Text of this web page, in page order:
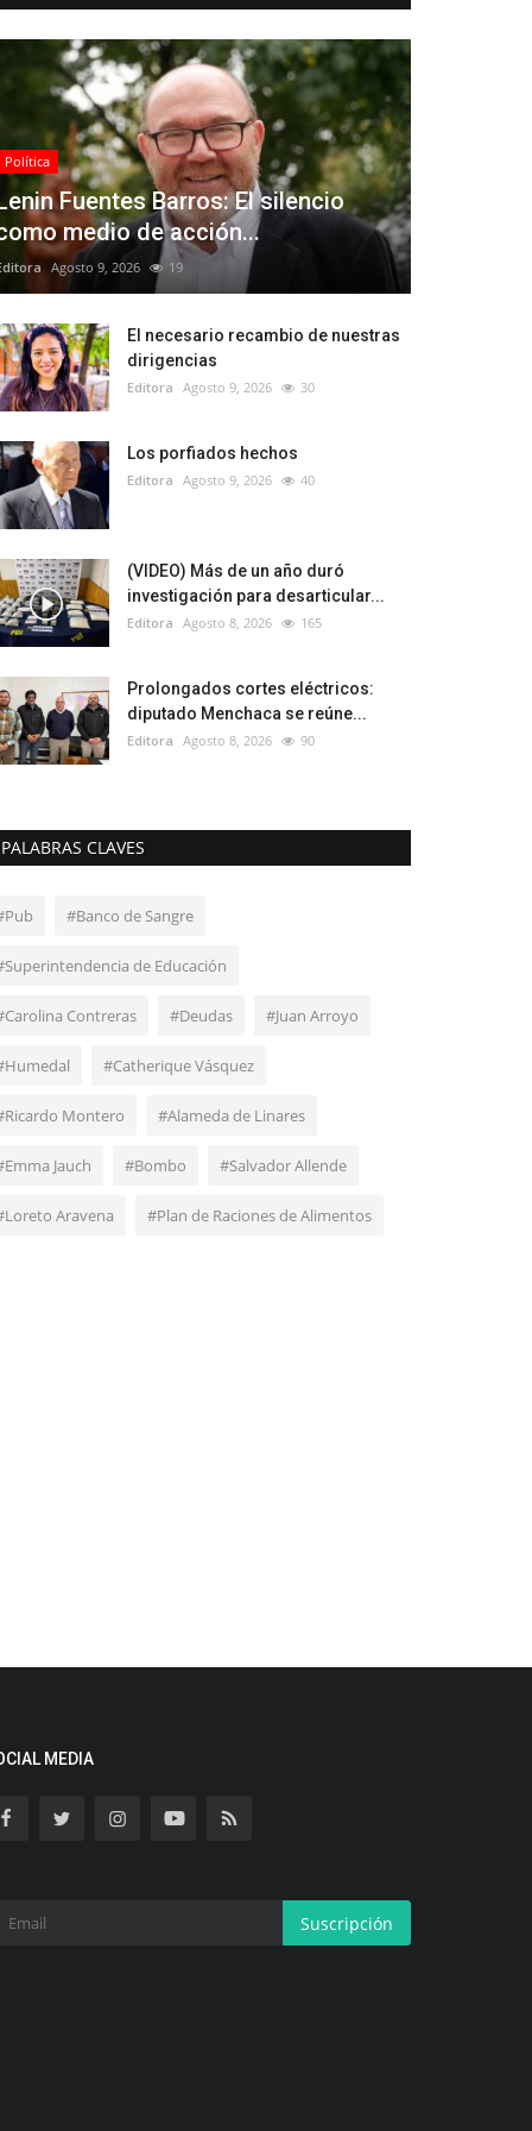
Política
Fuentes Barros: El silencio
medio de acción...
Agosto 9, 2026 19
El necesario recambio de nuestras
dirigencias
Editora Agosto 9, 2026 30
Los porfiados hechos
Editora Agosto 9, 2026 40
(VIDEO) Más de un año duró
investigación para desarticular...
Editora Agosto 8, 2026 165
Prolongados cortes eléctricos:
diputado Menchaca se reúne...
Editora Agosto 8, 2026 90
PALABRAS CLAVES
#Banco de Sangre
de Educación
Contreras #Deudas #Juan Arroyo
#Catherique Vásquez
Montero #Alameda de Linares
Jauch #Bombo #Salvador Allende
Aravena #Plan de Raciones de Alimentos
MEDIA
Suscripción